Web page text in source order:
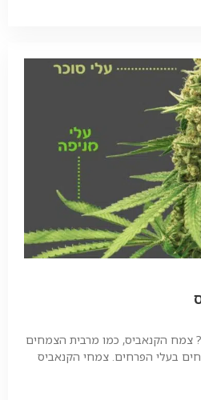
הקנאביס, כמו מרבית הצמחים
בעלי הפרחים. צמחי הקנאביס